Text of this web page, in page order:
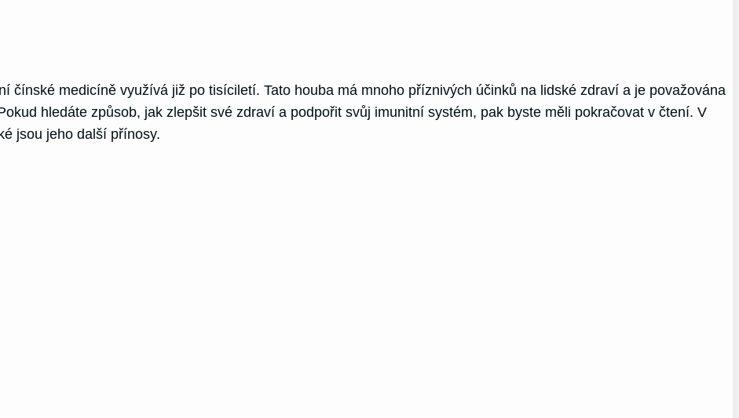
čínské medicíně využívá již po tisíciletí. Tato houba má mnoho příznivých účinků na lidské zdraví a je považována
hledáte způsob, jak zlepšit své zdraví a podpořit svůj imunitní systém, pak byste měli pokračovat v čtení. V
jsou jeho další přínosy.